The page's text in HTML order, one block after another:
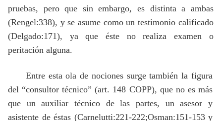
pruebas, pero que sin embargo, es distinta a ambas
(Rengel:338), y se asume como un testimonio calificado
(Delgado:171), ya que éste no realiza examen o
peritación alguna.
Entre esta ola de nociones surge también la figura
del “consultor técnico” (art. 148 COPP), que no es más
que un auxiliar técnico de las partes, un asesor y
asistente de éstas (Carnelutti:221-222;Osman:151-153 y